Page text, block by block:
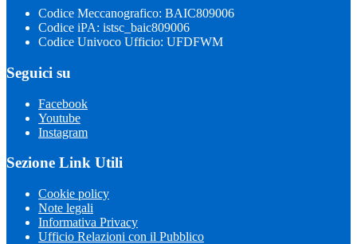
Codice Meccanografico: BAIC809006
Codice iPA: istsc_baic809006
Codice Univoco Ufficio: UFDFWM
Seguici su
Facebook
Youtube
Instagram
Sezione Link Utili
Cookie policy
Note legali
Informativa Privacy
Ufficio Relazioni con il Pubblico